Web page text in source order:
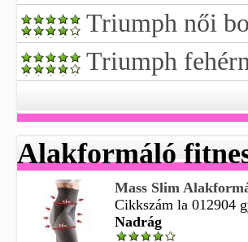
Triumph női
Triumph
Alakformáló
Mass Slim
Cikkszám la 012904
Nadrág